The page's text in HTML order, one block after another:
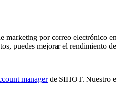
marketing por correo electrónico
puedes mejorar el rendimiento
managerde SIHOT. Nuestro